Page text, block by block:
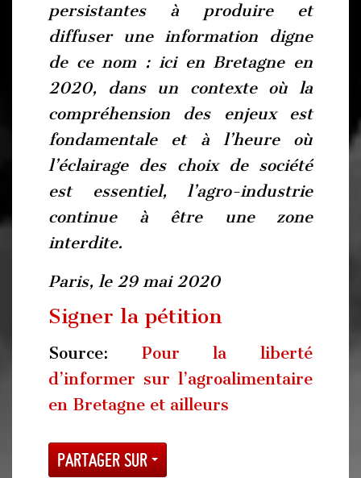
persistantes à produire et
diffuser une information digne
de ce nom : ici en Bretagne en
2020, dans un contexte où la
compréhension des enjeux est
fondamentale et à l’heure où
l’éclairage des choix de société
est essentiel, l’agro-industrie
continue à être une zone
interdite.
Paris, le 29 mai 2020
Signer la pétition
Source: Pour la liberté
d’informer sur l’agroalimentaire
en Bretagne et ailleurs
Partager sur